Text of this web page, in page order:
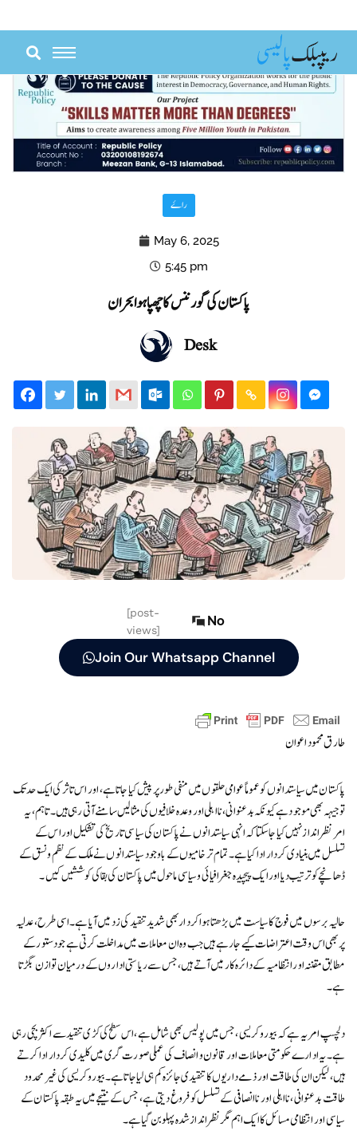
content
راۓ
May 6, 2025
5:45 pm
پاکستان کی گورننس کا چھپا ہوا بحران
Desk
[post-
views]
No
Join Our Whatsapp Channel
طارق محمود اعوان
پاکستان میں سیاستدانوں کو عموماً عوامی حلقوں میں منفی طور پر پیش کیا جاتا ہے، اور اس تاثر کی ایک حد تک
توجیہہ بھی موجود ہے کیونکہ بدعنوانی، نااہلی اور وعدہ خلافیوں کی مثالیں سامنے آتی رہی ہیں۔ تاہم، یہ
امر نظرانداز نہیں کیا جا سکتا کہ انہی سیاستدانوں نے پاکستان کی سیاسی تاریخ کی تشکیل اور اس کے
تسلسل میں بنیادی کردار ادا کیا ہے۔ تمام تر خامیوں کے باوجود سیاستدانوں نے ملک کے نظم و نسق کے
ڈھانچے کو ترتیب دیا اور ایک پیچیدہ جغرافیائی و سیاسی ماحول میں پاکستان کی بقا کی کوششیں کیں۔
حالیہ برسوں میں فوج کا سیاست میں بڑھتا ہوا کردار بھی شدید تنقید کی زد میں آیا ہے۔ اسی طرح، عدلیہ
پر بھی اس وقت اعتراضات کیے جا رہے ہیں جب وہ ان معاملات میں مداخلت کرتی ہے جو دستور کے
مطابق مقننہ اور انتظامیہ کے دائرہ کار میں آتے ہیں، جس سے ریاستی اداروں کے درمیان توازن بگڑتا
ہے۔
دلچسپ امر یہ ہے کہ بیوروکریسی، جس میں پولیس بھی شامل ہے، اس سطح کی کڑی تنقید سے اکثر بچی رہی
ہے۔ یہ ادارے حکومتی معاملات اور قانون و انصاف کی عملی صورت گری میں کلیدی کردار ادا کرتے
ہیں، لیکن ان کی طاقت اور ذمے داریوں کا تنقیدی جائزہ کم ہی لیا جاتا ہے۔ بیوروکریسی کی غیر محدود
طاقت بدعنوانی، نااہلی اور ناانصافی کے تسلسل کو فروغ دیتی ہے، جس کے نتیجے میں یہ طبقہ پاکستان کے
سیاسی اور انتظامی مسائل کا ایک اہم مگر نظرانداز شدہ پہلو بن گیا ہے۔